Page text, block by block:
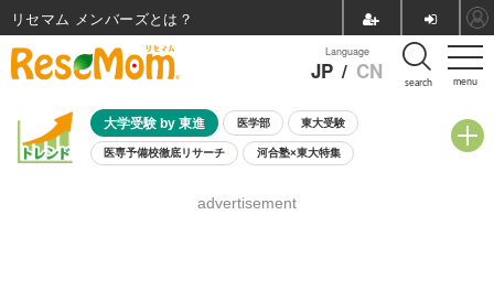
menu
Language
JP / CN search
大学受験 by 東進 医学部 東大受験
医専予備校徹底リサーチ 河合塾×東大特集
8月開催学校説明会・相談会
advertisement
リセマム メンバーズ